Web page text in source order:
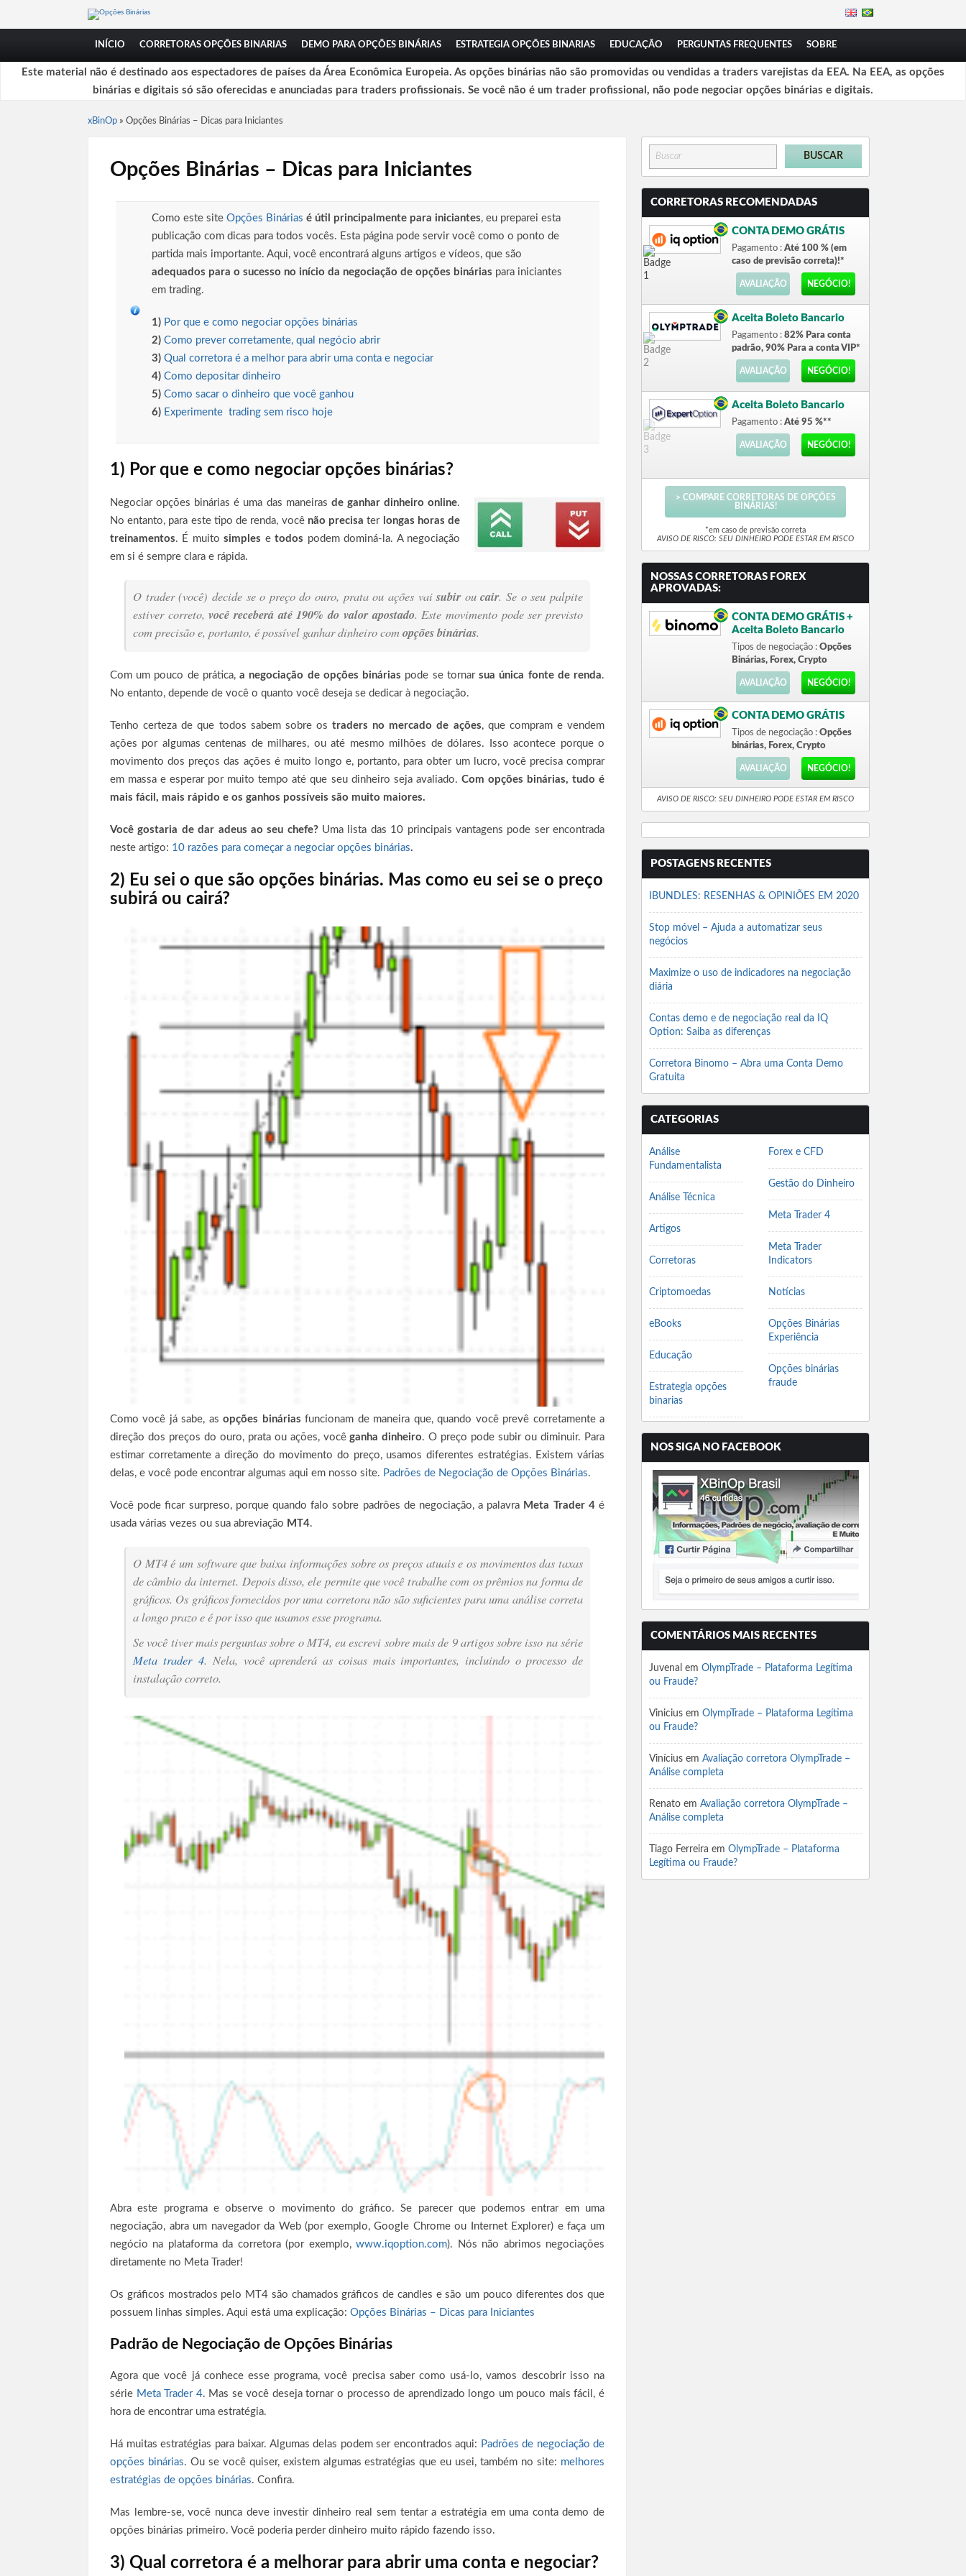
INÍCIO CORRETORAS OPÇÕES BINARIAS DEMO PARA OPÇÕES BINÁRIAS ESTRATEGIA OPÇÕES BINARIAS EDUCAÇÃO PERGUNTAS FREQUENTES SOBRE
Este material não é destinado aos espectadores de países da Área Econômica Europeia. As opções binárias não são promovidas ou vendidas a traders varejistas da EEA. Na EEA, as opções
binárias e digitais só são oferecidas e anunciadas para traders profissionais. Se você não é um trader profissional, não pode negociar opções binárias e digitais.
xBinOp » Opções Binárias – Dicas para Iniciantes
Opções Binárias – Dicas para Iniciantes
Como este site Opções Binárias é útil principalmente para iniciantes, eu preparei esta
publicação com dicas para todos vocês. Esta página pode servir você como o ponto de
partida mais importante. Aqui, você encontrará alguns artigos e vídeos, que são
adequados para o sucesso no início da negociação de opções binárias para iniciantes
em trading.
1) Por que e como negociar opções binárias
2) Como prever corretamente, qual negócio abrir
3) Qual corretora é a melhor para abrir uma conta e negociar
4) Como depositar dinheiro
5) Como sacar o dinheiro que você ganhou
6) Experimente trading sem risco hoje
1) Por que e como negociar opções binárias?
Negociar opções binárias é uma das maneiras de ganhar dinheiro online.
No entanto, para este tipo de renda, você não precisa ter longas horas de
treinamentos. É muitosimples etodos podem dominá-la. A negociação
em si é sempre clara e rápida.
O trader (você) decide se o preço do ouro, prata ou ações vaisubiroucair. Se o seu palpite
estiver correto,você receberá até 190% do valor apostado. Este movimento pode ser previsto
com precisão e, portanto, é possível ganhar dinheiro comopções binárias.
Com um pouco de prática,a negociação de opções binárias pode se tornarsua única fonte de renda.
No entanto, depende de você o quanto você deseja se dedicar à negociação.
Tenho certeza de que todos sabem sobre os traders no mercado de ações, que compram e vendem
ações por algumas centenas de milhares, ou até mesmo milhões de dólares. Isso acontece porque o
movimento dos preços das ações é muito longo e, portanto, para obter um lucro, você precisa comprar
em massa e esperar por muito tempo até que seu dinheiro seja avaliado. Com opções binárias, tudo é
mais fácil, mais rápido e os ganhos possíveis são muito maiores.
Você gostaria de dar adeus ao seu chefe? Uma lista das 10 principais vantagens pode ser encontrada
neste artigo: 10 razões para começar a negociar opções binárias.
2) Eu sei o que são opções binárias. Mas como eu sei se o preço
subirá ou cairá?
Como você já sabe, asopções binárias funcionam de maneira que, quando você prevê corretamente a
direção dos preços do ouro, prata ou ações, vocêganha dinheiro. O preço pode subir ou diminuir. Para
estimar corretamente a direção do movimento do preço, usamos diferentes estratégias. Existem várias
delas, e você pode encontrar algumas aqui em nosso site. Padrões de Negociação de Opções Binárias.
Você pode ficar surpreso, porque quando falo sobre padrões de negociação, a palavra Meta Trader 4é
usada várias vezes ou sua abreviação MT4.
O MT4 é um software que baixa informações sobre os preços atuais e os movimentos das taxas
de câmbio da internet. Depois disso, ele permite que você trabalhe com os prêmios na forma de
gráficos. Os gráficos fornecidos por uma corretora não são suficientes para uma análise correta
a longo prazo e é por isso que usamos esse programa.
Se você tiver mais perguntas sobre o MT4, eu escrevi sobre mais de 9 artigos sobre isso na série
Meta trader 4. Nela, você aprenderá as coisas mais importantes, incluindo o processo de
instalação correto.
Abra este programa e observe o movimento do gráfico. Se parecer que podemos entrar em uma
negociação, abra um navegador da Web (por exemplo, Google Chrome ou Internet Explorer) e faça um
negócio na plataforma da corretora (por exemplo,www.iqoption.com). Nós não abrimos negociações
diretamente no Meta Trader!
Os gráficos mostrados pelo MT4 são chamados gráficos de candles e são um pouco diferentes dos que
possuem linhas simples. Aqui está uma explicação: Opções Binárias – Dicas para Iniciantes
Padrão de Negociação de Opções Binárias
Agora que você já conhece esse programa, você precisa saber como usá-lo, vamos descobrir isso na
série Meta Trader 4. Mas se você deseja tornar o processo de aprendizado longo um pouco mais fácil, é
hora de encontrar uma estratégia.
Há muitas estratégias para baixar. Algumas delas podem ser encontrados aqui: Padrões de negociação de
opções binárias. Ou se você quiser, existem algumas estratégias que eu usei, também no site: melhores
estratégias de opções binárias. Confira.
Mas lembre-se, você nunca deve investir dinheiro real sem tentar a estratégia em uma conta demo de
opções binárias primeiro. Você poderia perder dinheiro muito rápido fazendo isso.
3) Qual corretora é a melhorar para abrir uma conta e negociar?
CORRETORAS RECOMENDADAS
CONTA DEMO GRÁTIS
Pagamento : Até 100 % (em
caso de previsão correta)!*
AVALIAÇÃO NEGÓCIO!
Aceita Boleto Bancario
Pagamento : 82% Para conta
padrão, 90% Para a conta VIP*
AVALIAÇÃO NEGÓCIO!
Aceita Boleto Bancario
Pagamento : Até 95 %**
AVALIAÇÃO NEGÓCIO!
> COMPARE CORRETORAS DE OPÇÕES
BINÁRIAS!
*em caso de previsão correta
AVISO DE RISCO: SEU DINHEIRO PODE ESTAR EM RISCO
NOSSAS CORRETORAS FOREX
APROVADAS:
CONTA DEMO GRÁTIS +
Aceita Boleto Bancario
Tipos de negociação : Opções
Binárias, Forex, Crypto
AVALIAÇÃO NEGÓCIO!
CONTA DEMO GRÁTIS
Tipos de negociação : Opções
binárias, Forex, Crypto
AVALIAÇÃO NEGÓCIO!
AVISO DE RISCO: SEU DINHEIRO PODE ESTAR EM RISCO
POSTAGENS RECENTES
IBUNDLES: RESENHAS & OPINIÕES EM 2020
Stop móvel – Ajuda a automatizar seus
negócios
Maximize o uso de indicadores na negociação
diária
Contas demo e de negociação real da IQ
Option: Saiba as diferenças
Corretora Binomo – Abra uma Conta Demo
Gratuita
CATEGORIAS
Análise
Fundamentalista
Análise Técnica
Artigos
Corretoras
Criptomoedas
eBooks
Educação
Estrategia opções
binarias
Forex e CFD
Gestão do Dinheiro
Meta Trader 4
Meta Trader
Indicators
Notícias
Opções Binárias
Experiência
Opções binárias
fraude
NOS SIGA NO FACEBOOK
COMENTÁRIOS MAIS RECENTES
Juvenal em OlympTrade – Plataforma Legítima
ou Fraude?
Vinicius em OlympTrade – Plataforma Legítima
ou Fraude?
Vinícius em Avaliação corretora OlympTrade –
Análise completa
Renato em Avaliação corretora OlympTrade –
Análise completa
Tiago Ferreira em OlympTrade – Plataforma
Legítima ou Fraude?